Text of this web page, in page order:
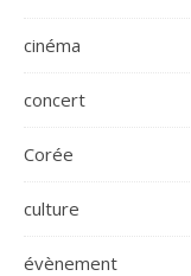
cinéma
concert
Corée
culture
évènement